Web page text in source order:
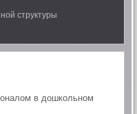
структуры
в дошкольном